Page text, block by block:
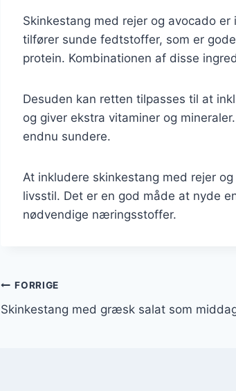
Skinkestang med rejer og avocado
tilfører sunde fedtstoffer, som er
protein. Kombinationen af disse
Desuden kan retten tilpasses til at
og giver ekstra vitaminer og
endnu sundere.
At inkludere skinkestang med rejer
livsstil. Det er en god måde at nyde
nødvendige næringsstoffer.
Indlægsnavigation
FORRIGE
Skinkestang med græsk salat som